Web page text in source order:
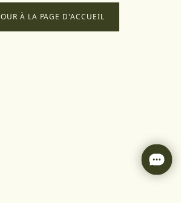
À LA PAGE D'ACCUEIL